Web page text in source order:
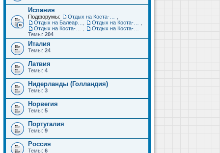
Испания
Подфорумы:
Темы: 204
Италия
Темы: 24
Латвия
Темы: 4
Нидерланды (Голландия)
Темы: 3
Норвегия
Темы: 5
Португалия
Темы: 9
Россия
Темы: 6